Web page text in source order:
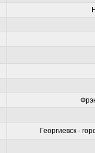
Георгиевск -